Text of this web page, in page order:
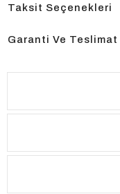
Taksit Seçenekleri
Garanti Ve Teslimat